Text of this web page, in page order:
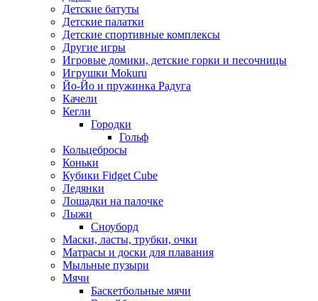
Детские батуты
Детские палатки
Детские спортивные комплексы
Другие игры
Игровые домики, детские горки и песочницы
Игрушки Mokuru
Йо-Йо и пружинка Радуга
Качели
Кегли
Городки
Гольф
Кольцебросы
Коньки
Кубики Fidget Cube
Ледянки
Лошадки на палочке
Лыжи
Сноуборд
Маски, ласты, трубки, очки
Матрасы и доски для плавания
Мыльные пузыри
Мячи
Баскетбольные мячи